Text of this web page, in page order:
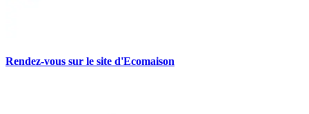
Rendez-vous sur le site d'Ecomaison